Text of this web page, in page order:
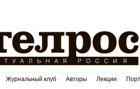
Журнальный клуб Авторы Лекции